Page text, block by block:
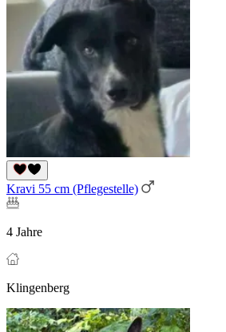
Kravi 55 cm (Pflegestelle)
4 Jahre
Klingenberg